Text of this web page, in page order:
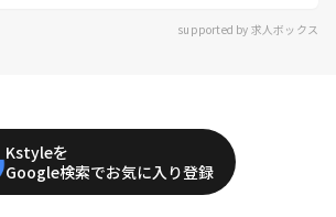
supported by 求人ボックス
Kstyleを
Google検索でお気に入り登録